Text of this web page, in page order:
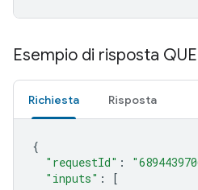
Esempio di risposta
Richiesta Risposta
{
"requestId" :
"inputs" :
[